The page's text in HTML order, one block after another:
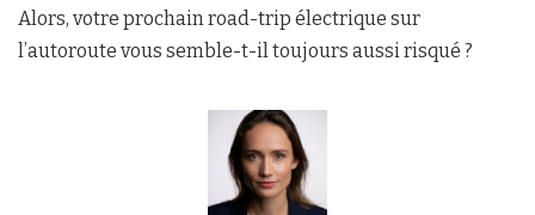
Alors, votre prochain road-trip électrique sur
l’autoroute vous semble-t-il toujours aussi risqué ?